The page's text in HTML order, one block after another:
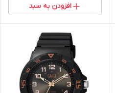
افزودن به سبد